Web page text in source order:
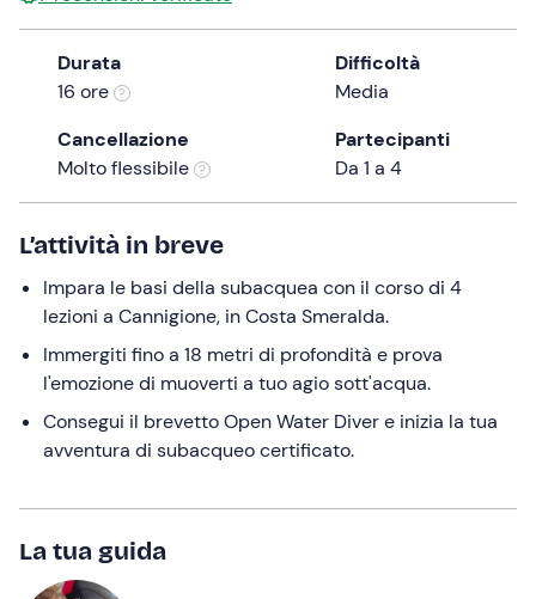
the
question
mark
the
shortcuts
for
changing
dates.
Durata
16 ore
Difficoltà
Media
Cancellazione
Molto flessibile
Partecipanti
Da 1 a 4
L’attività in breve
Impara le basi della subacquea con il corso di 4
lezioni a Cannigione, in Costa Smeralda.
Immergiti fino a 18 metri di profondità e prova
l'emozione di muoverti a tuo agio sott'acqua.
Consegui il brevetto Open Water Diver e inizia la tua
avventura di subacqueo certificato.
La tua guida